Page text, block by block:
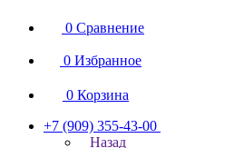
0 Сравнение
0 Избранное
0 Корзина
+7 (909) 355-43-00
Назад